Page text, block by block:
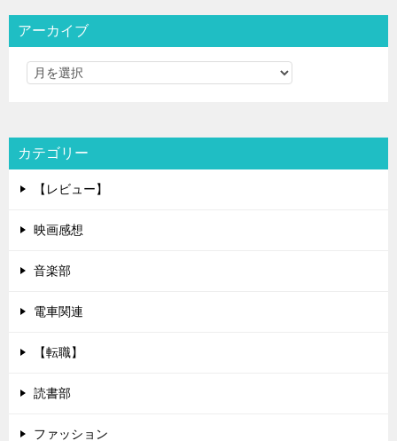
アーカイブ
カテゴリー
【レビュー】
映画感想
音楽部
電車関連
【転職】
読書部
ファッション